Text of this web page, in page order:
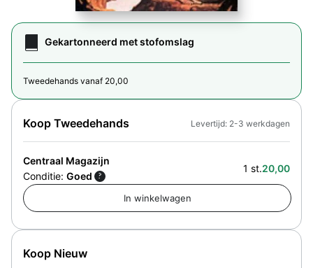
Gekartonneerd met stofomslag
Tweedehands vanaf 20,00
Koop Tweedehands
Centraal Magazijn
Conditie: Goed ?
1 st.20,00
Levertijd: 2-3 werkdagen
Koop Nieuw